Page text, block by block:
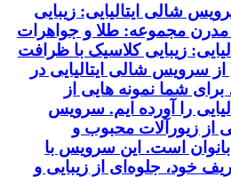
شالی ایتالیایی: زیبایی
مجموعه: طلا و جواهرات
زیبایی کلاسیک با ظرافت
سرویس شالی ایتالیایی در
برای شما نمونه هایی از
را آورده ایم. سرویس
از زیورآلات محبوب و
است. این سرویس با
خود، جلوه‌ای از زیبایی و